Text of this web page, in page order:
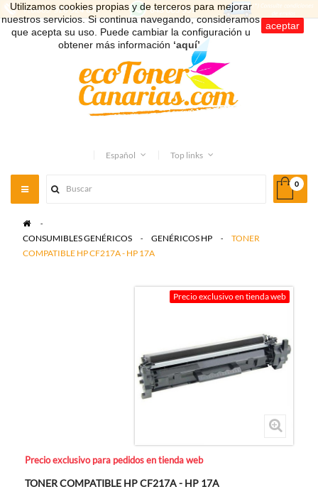
Utilizamos cookies propias y de terceros para mejorar
nuestros servicios. Si continua navegando, consideramos
que acepta su uso. Puede cambiar la configuración u
obtener más información ‘aquí’.
aceptar
Español Top links
0
Toggle
navigation
>
CONSUMIBLES GENÉRICOS
> GENÉRICOS HP >
TONER
COMPATIBLE HP CF217A - HP 17A
Precio exclusivo en tienda web
Precio exclusivo para pedidos en tienda web
TONER COMPATIBLE HP CF217A - HP 17A